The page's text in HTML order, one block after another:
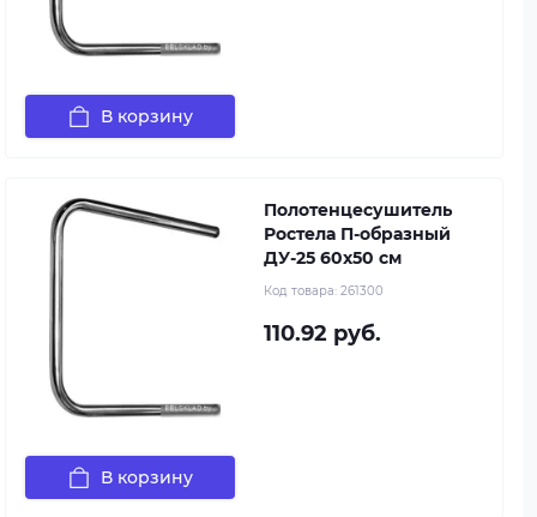
В корзину
Полотенцесушитель
Ростела П-образный
ДУ-25 60x50 см
Код товара: 261300
110.92 руб.
В корзину